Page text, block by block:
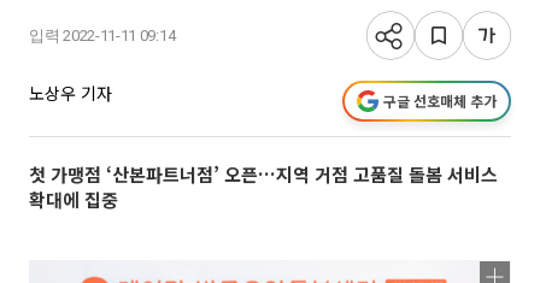
입력 2022-11-11 09:14
노상우 기자 구글 선호매체 추가
첫 가맹점 ‘산본파트너점’ 오픈…지역 거점 고품질 돌봄 서비스
확대에 집중